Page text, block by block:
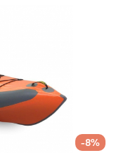
-8%